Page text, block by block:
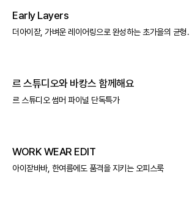
Early Layers
더아이잗, 가벼운 레이어링으로 완성하는 초가을의 균형.
르 스튜디오와 바캉스 함께해요
르 스튜디오 썸머 파이널 단독특가
WORK WEAR EDIT
아이잗바바, 한여름에도 품격을 지키는 오피스룩